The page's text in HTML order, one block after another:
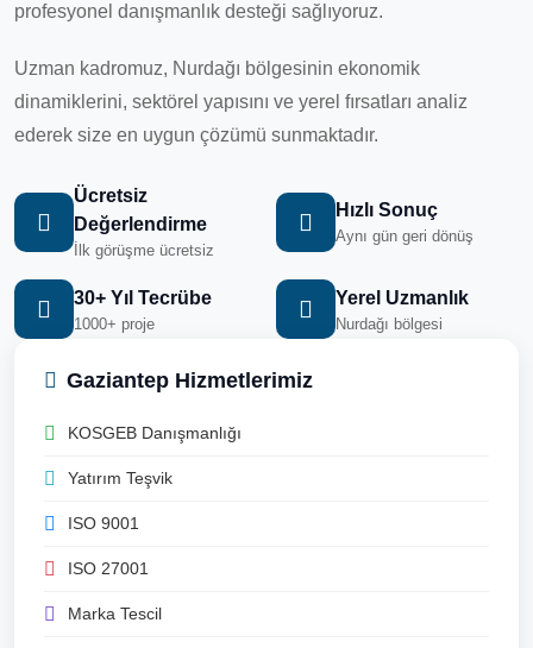
profesyonel danışmanlık desteği sağlıyoruz.
Uzman kadromuz, Nurdağı bölgesinin ekonomik
dinamiklerini, sektörel yapısını ve yerel fırsatları analiz
ederek size en uygun çözümü sunmaktadır.
Ücretsiz
Değerlendirme
İlk görüşme ücretsiz
Hızlı Sonuç
Aynı gün geri dönüş
30+ Yıl Tecrübe
1000+ proje
Yerel Uzmanlık
Nurdağı bölgesi
Gaziantep Hizmetlerimiz
KOSGEB Danışmanlığı
Yatırım Teşvik
ISO 9001
ISO 27001
Marka Tescil